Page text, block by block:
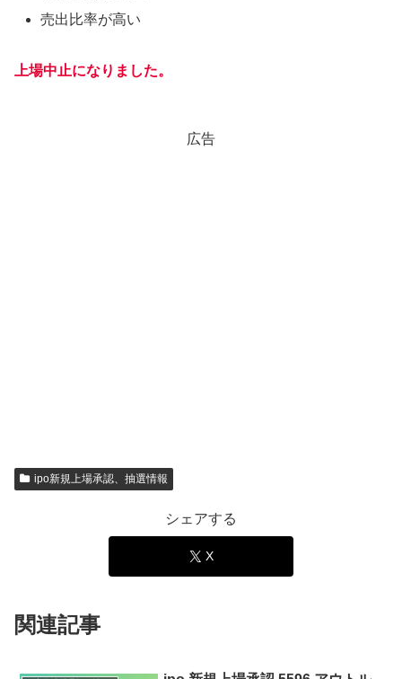
売出比率が高い
上場中止になりました。
広告
ipo新規上場承認、抽選情報
シェアする
X
関連記事